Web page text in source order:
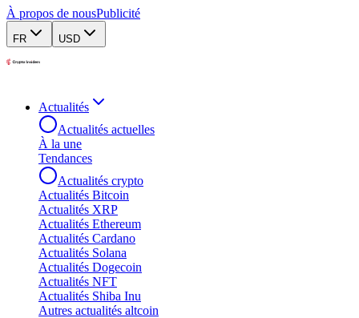
À propos de nousPublicité
FR USD
Actualités
Actualités actuelles
À la une
Tendances
Actualités crypto
Actualités Bitcoin
Actualités XRP
Actualités Ethereum
Actualités Cardano
Actualités Solana
Actualités Dogecoin
Actualités NFT
Actualités Shiba Inu
Autres actualités altcoin